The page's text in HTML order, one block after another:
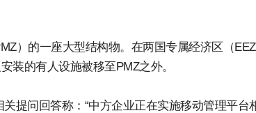
）的一座大型结构物。在两国专属经济区（
装的有人设施被移至PMZ之外。
提问回答称：“中方企业正在实施移动管理平台